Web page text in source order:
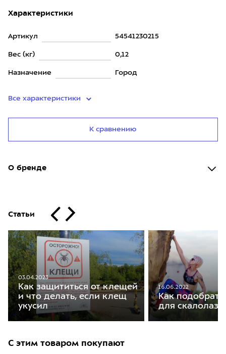
Характеристики
Артикул 54541230215
Вес (кг) 0,12
Назначение Город
Все характеристики
К сравнению
О бренде
Статьи
03.04.2023
Как защититься от клещей
и что делать, если клещ
укусил
16.06.2022
Как
для
С этим товаром покупают